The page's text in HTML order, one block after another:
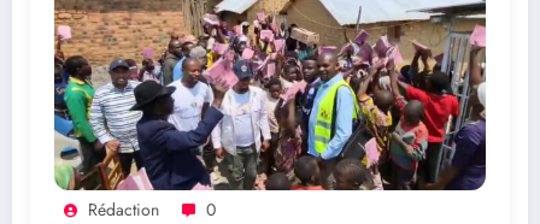
Rédaction 0